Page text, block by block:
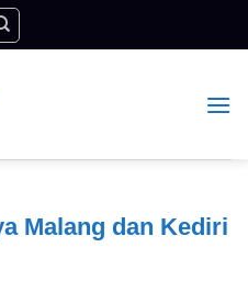
Malang dan Kediri